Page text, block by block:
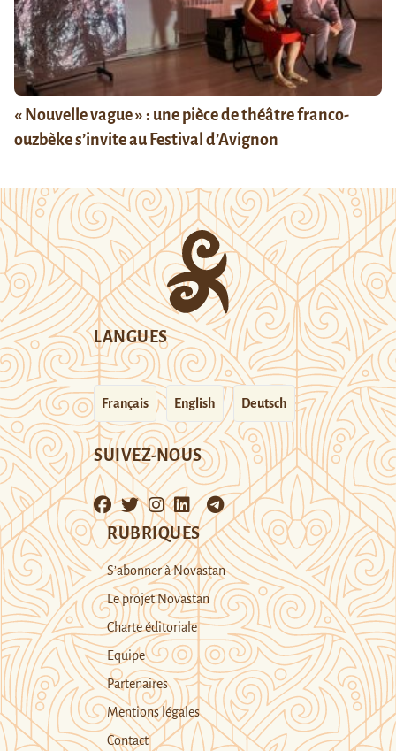
« Nouvelle vague » : une pièce de théâtre franco-
ouzbèke s’invite au Festival d’Avignon
LANGUES
Français English Deutsch
SUIVEZ-NOUS
RUBRIQUES
S’abonner à Novastan
Le projet Novastan
Charte éditoriale
Equipe
Partenaires
Mentions légales
Contact